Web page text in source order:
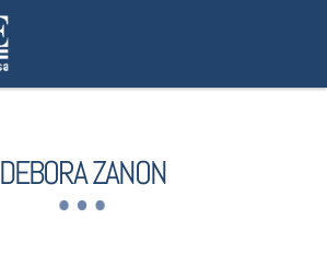
DEBORA ZANON